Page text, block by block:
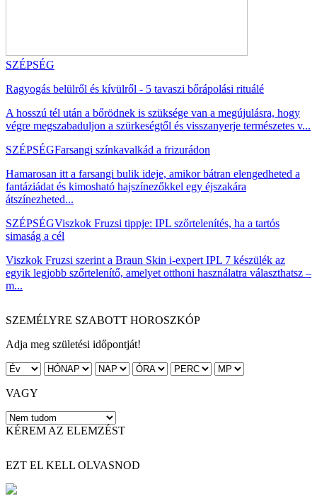
SZÉPSÉG
Ragyogás belülről és kívülről - 5 tavaszi bőrápolási rituálé
A hosszú tél után a bőrödnek is szüksége van a megújulásra, hogy
végre megszabaduljon a szürkeségtől és visszanyerje természetes v...
SZÉPSÉGFarsangi színkavalkád a frizurádon
Hamarosan itt a farsangi bulik ideje, amikor bátran elengedheted a
fantáziádat és kimosható hajszínezőkkel egy éjszakára
átszínezheted...
SZÉPSÉGViszkok Fruzsi tippje: IPL szőrtelenítés, ha a tartós
simaság a cél
Viszkok Fruzsi szerint a Braun Skin i-expert IPL 7 készülék az
egyik legjobb szőrtelenítő, amelyet otthoni használatra választhatsz –
m...
SZEMÉLYRE SZABOTT HOROSZKÓP
Adja meg születési időpontját!
VAGY
KÉREM AZ ELEMZÉST
EZT EL KELL OLVASNOD